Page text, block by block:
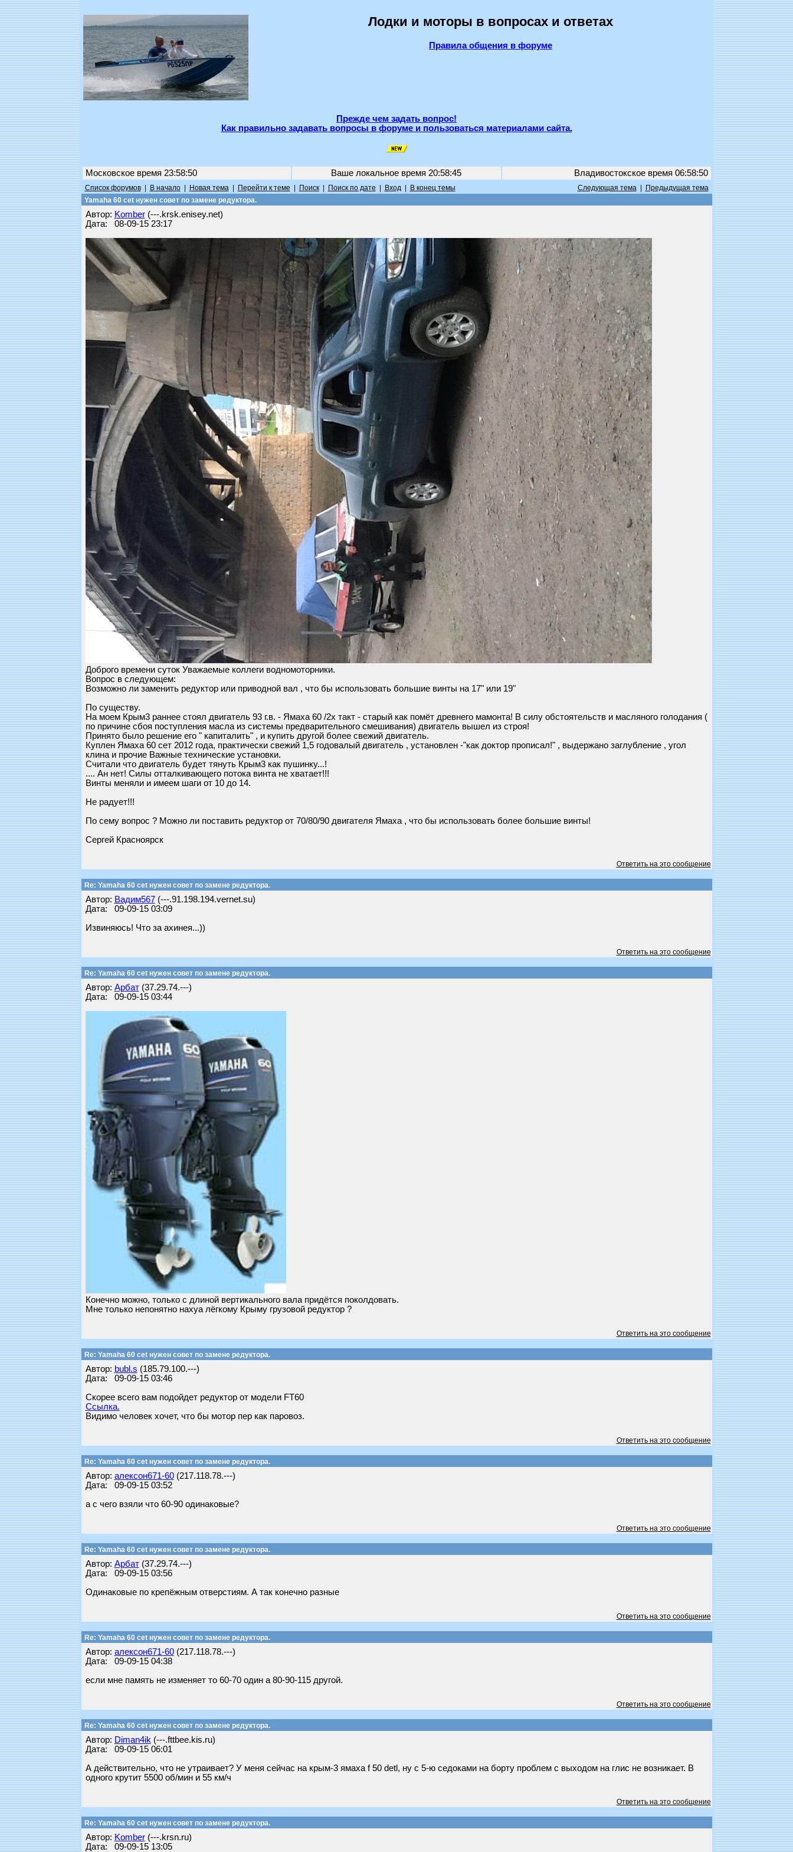
Лодки и моторы в вопросах и ответах
Правила общения в форуме
Прежде чем задать вопрос!
Как правильно задавать вопросы в форуме и пользоваться материалами сайта.
Московское время 23:58:50 Ваше локальное время 20:58:45 Владивостокское время 06:58:50
Список форумов| В начало| Новая тема| Перейти к теме Поиск| Поиск по дате Вход| В конец темы Следующая тема|
Предыдущая тема
Yamaha 60 cet нужен совет по замене редуктора.
Автор: Komber(---.krsk.enisey.net)
Дата: 08-09-15 23:17
Доброго времени суток Уважаемые коллеги водномоторники.
Вопрос в следующем:
Возможно ли заменить редуктор или приводной вал , что бы использовать большие винты на 17" или 19"
По существу.
На моем Крым3 раннее стоял двигатель 93 г.в. - Ямаха 60 /2х такт - старый как помёт древнего мамонта! В силу обстоятельств и масляного голодания (
по причине сбоя поступления масла из системы предварительного смешивания) двигатель вышел из строя!
Принято было решение его " капиталить" , и купить другой более свежий двигатель.
Куплен Ямаха 60 сет 2012 года, практически свежий 1,5 годовалый двигатель , установлен -"как доктор прописал!" , выдержано заглубление , угол
клина и прочие Важные технические установки.
Считали что двигатель будет тянуть Крым3 как пушинку...!
.... Ан нет! Силы отталкивающего потока винта не хватает!!!
Винты меняли и имеем шаги от 10 до 14.
Не радует!!!
По сему вопрос ? Можно ли поставить редуктор от 70/80/90 двигателя Ямаха , что бы использовать более большие винты!
Сергей Красноярск
Ответить на это сообщение
Re: Yamaha 60 cet нужен совет по замене редуктора.
Автор: Вадим567(---.91.198.194.vernet.su)
Дата: 09-09-15 03:09
Извиняюсь! Что за ахинея...))
Ответить на это сообщение
Re: Yamaha 60 cet нужен совет по замене редуктора.
Автор: Арбат(37.29.74.---)
Дата: 09-09-15 03:44
Конечно можно, только с длиной вертикального вала придётся поколдовать.
Мне только непонятно нахуа лёгкому Крыму грузовой редуктор ?
Ответить на это сообщение
Re: Yamaha 60 cet нужен совет по замене редуктора.
Автор: bubl.s (185.79.100.---)
Дата: 09-09-15 03:46
Скорее всего вам подойдет редуктор от модели FT60
Ссылка.
Видимо человек хочет, что бы мотор пер как паровоз.
Ответить на это сообщение
Re: Yamaha 60 cet нужен совет по замене редуктора.
Автор: алексон671-60(217.118.78.---)
Дата: 09-09-15 03:52
а с чего взяли что 60-90 одинаковые?
Ответить на это сообщение
Re: Yamaha 60 cet нужен совет по замене редуктора.
Автор: Арбат(37.29.74.---)
Дата: 09-09-15 03:56
Одинаковые по крепёжным отверстиям. А так конечно разные
Ответить на это сообщение
Re: Yamaha 60 cet нужен совет по замене редуктора.
Автор: алексон671-60(217.118.78.---)
Дата: 09-09-15 04:38
если мне память не изменяет то 60-70 один а 80-90-115 другой.
Ответить на это сообщение
Re: Yamaha 60 cet нужен совет по замене редуктора.
Автор: Diman4ik (---.fttbee.kis.ru)
Дата: 09-09-15 06:01
А действительно, что не утраивает? У меня сейчас на крым-3 ямаха f 50 detl, ну с 5-ю седоками на борту проблем с выходом на глис не возникает. В
одного крутит 5500 об/мин и 55 км/ч
Ответить на это сообщение
Re: Yamaha 60 cet нужен совет по замене редуктора.
Автор: Komber(---.krsn.ru)
Дата: 09-09-15 13:05